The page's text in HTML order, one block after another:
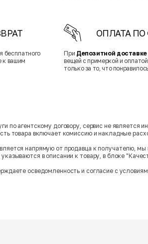
бесплатного
к вашим
ОПЛАТА
При Депозитной доставке
вещей с примеркой и
только за то, что
по агентскому договору, сервис не
товара включает комиссию и накладные
напрямую от продавца к получателю,
в описании к товару, в блоке
осведомленность и согласие с